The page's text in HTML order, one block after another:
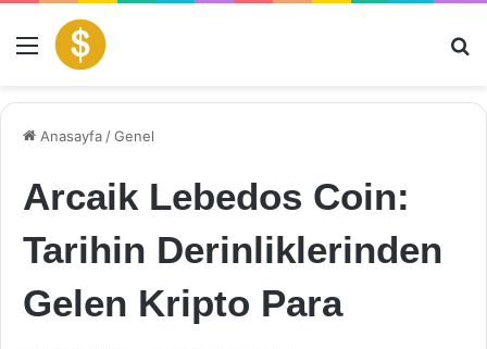
Menü
Anasayfa /Genel
Arcaik Lebedos Coin:
Tarihin Derinliklerinden
Gelen Kripto Para